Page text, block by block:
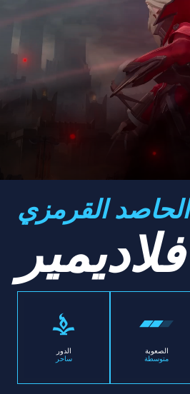
الحاصد القرمزي
فلاديمير
الدور
ساحر
الصعوبة
متوسطة